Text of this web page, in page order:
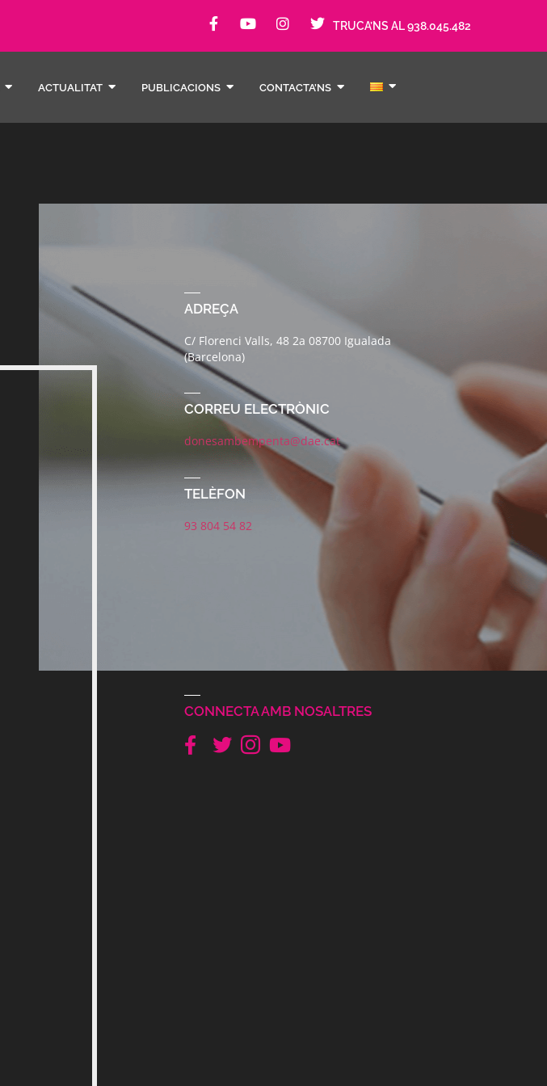
TRUCA’NS AL 938.045.482
ACTUALITAT PUBLICACIONS CONTACTA’NS
ADREÇA
C/ Florenci Valls, 48 2a 08700 Igualada
(Barcelona)
CORREU ELECTRÒNIC
donesambempenta@dae.cat
TELÈFON
93 804 54 82
CONNECTA AMB NOSALTRES